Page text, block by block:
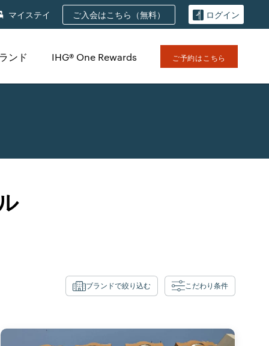
マイステイ ご入会はこちら（無料） ログイン
ンド IHG® One Rewards ご予約はこちら
ブランドで絞り込む こだわり条件